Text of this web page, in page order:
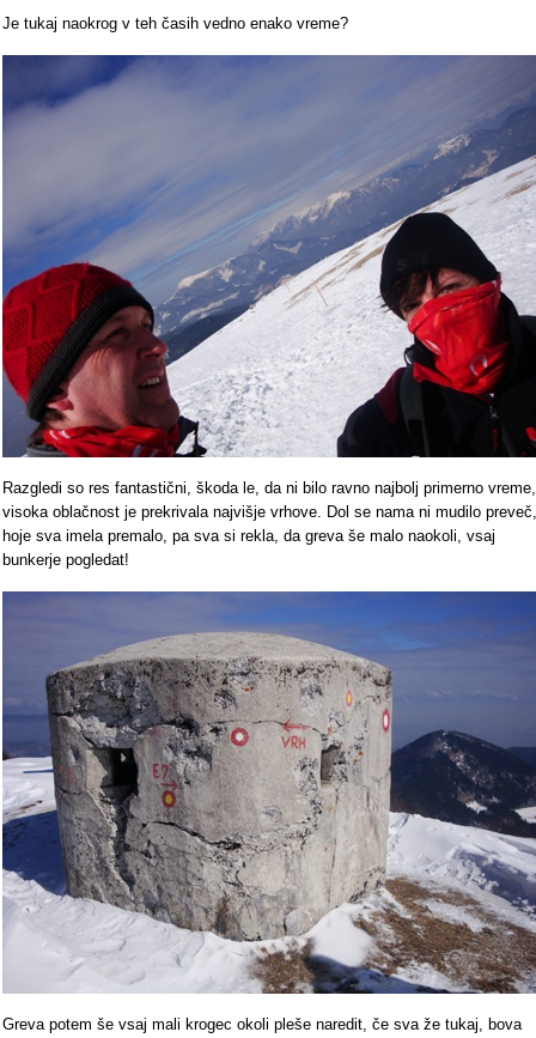
Je tukaj naokrog v teh časih vedno enako vreme?
Razgledi so res fantastični, škoda le, da ni bilo ravno najbolj primerno vreme,
visoka oblačnost je prekrivala najvišje vrhove. Dol se nama ni mudilo preveč,
hoje sva imela premalo, pa sva si rekla, da greva še malo naokoli, vsaj
bunkerje pogledat!
Greva potem še vsaj mali krogec okoli pleše naredit, če sva že tukaj, bova